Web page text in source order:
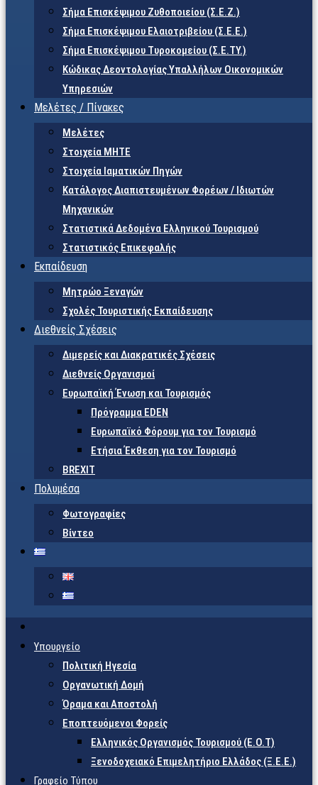
Σήμα Επισκέψιμου Ζυθοποιείου (Σ.Ε.Ζ.)
Σήμα Επισκέψιμου Ελαιοτριβείου (Σ.Ε.Ε.)
Σήμα Επισκέψιμου Τυροκομείου (Σ.Ε.TY.)
Κώδικας Δεοντολογίας Υπαλλήλων Οικονομικών
Υπηρεσιών
Μελέτες / Πίνακες
Μελέτες
Στοιχεία ΜΗΤΕ
Στοιχεία Ιαματικών Πηγών
Κατάλογος Διαπιστευμένων Φορέων / Ιδιωτών
Μηχανικών
Στατιστικά Δεδομένα Ελληνικού Τουρισμού
Στατιστικός Επικεφαλής
Εκπαίδευση
Μητρώο Ξεναγών
Σχολές Τουριστικής Εκπαίδευσης
Διεθνείς Σχέσεις
Διμερείς και Διακρατικές Σχέσεις
Διεθνείς Οργανισμοί
Ευρωπαϊκή Ένωση και Τουρισμός
Πρόγραμμα EDEN
Ευρωπαϊκό Φόρουμ για τον Τουρισμό
Ετήσια Έκθεση για τον Τουρισμό
BREXIT
Πολυμέσα
Φωτογραφίες
Βίντεο
Υπουργείο
Πολιτική Ηγεσία
Οργανωτική Δομή
Όραμα και Αποστολή
Εποπτευόμενοι Φορείς
Eλληνικός Οργανισμός Τουρισμού (Ε.Ο.Τ)
Ξενοδοχειακό Επιμελητήριο Ελλάδος (Ξ.Ε.Ε.)
Γραφείο Τύπου